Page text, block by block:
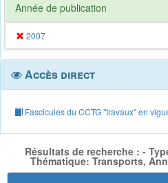
Année de publication
2007
Accès direct
Fascicules du CCTG "travaux" en
Résultats de recherche : -
Thématique: Transports,